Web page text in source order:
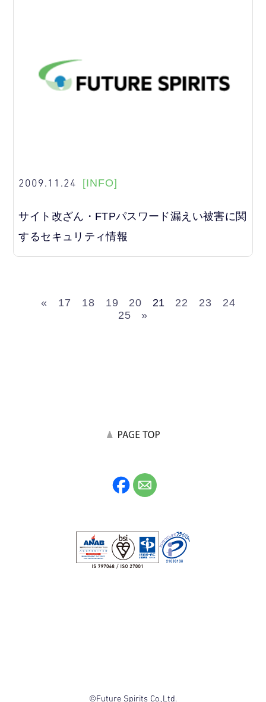
2009.11.24 [INFO]
サイト改ざん・FTPパスワード漏えい被害に関
するセキュリティ情報
« 17 18 19 20 21 22 23
24
25
»
©Future Spirits Co.,Ltd.